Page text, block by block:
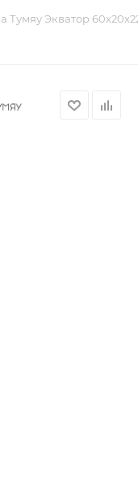
Тумяу Экватор